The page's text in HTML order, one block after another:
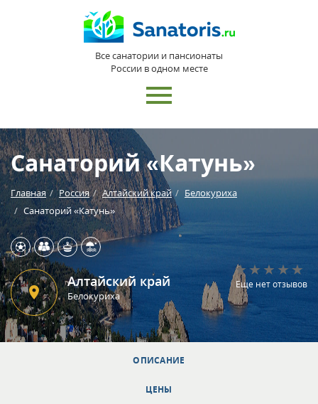
Все санатории и пансионаты
России в одном месте
Санаторий «Катунь»
Главная Россия Алтайский край
Белокуриха
Санаторий «Катунь»
Алтайский край
Белокуриха
Еще нет отзывов
ОПИСАНИЕ
ЦЕНЫ